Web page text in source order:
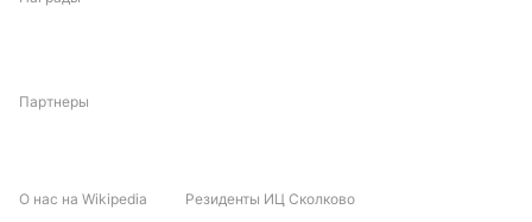
Партнеры
О нас на Wikipedia Резиденты ИЦ Сколково